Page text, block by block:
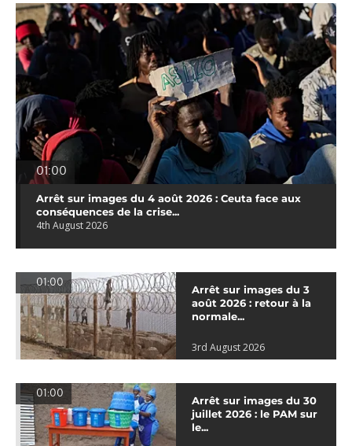
01:00
Arrêt sur images du 4 août 2026 : Ceuta face aux
conséquences de la crise...
4th August 2026
01:00
Arrêt sur images du 3
août 2026 : retour à la
normale...
3rd August 2026
01:00
Arrêt sur images du 30
juillet 2026 : le PAM sur
le...